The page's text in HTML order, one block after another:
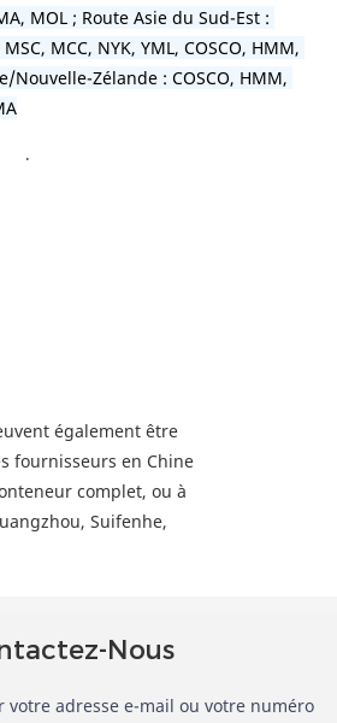
MOL ; Route Asie du Sud-Est :
MCC, NYK, YML, COSCO, HMM,
Nouvelle-Zélande : COSCO, HMM,
également être
fournisseurs en Chine
complet, ou à
Suifenhe,
Nous
adresse e-mail ou votre numéro